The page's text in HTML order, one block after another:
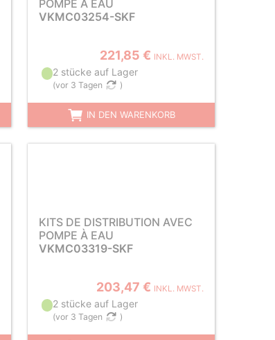
POMPE À EAU
VKMC03254-SKF
221,85 € INKL. MWST.
2 stücke auf Lager
(vor 3 Tagen )
IN DEN WARENKORB
KITS DE DISTRIBUTION AVEC
POMPE À EAU
VKMC03319-SKF
203,47 € INKL. MWST.
2 stücke auf Lager
(vor 3 Tagen )